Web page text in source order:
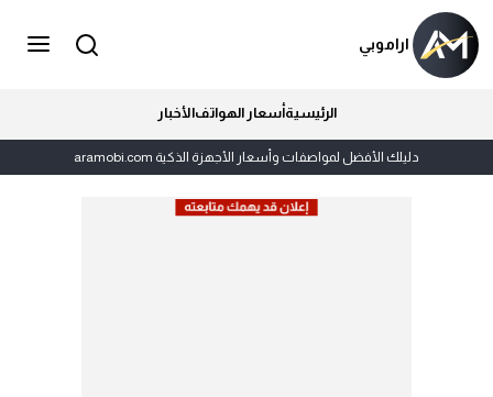
اراموبي
الرئيسيةأسعار الهواتفالأخبار
دليلك الأفضل لمواصفات وأسعار الأجهزة الذكية aramobi.com